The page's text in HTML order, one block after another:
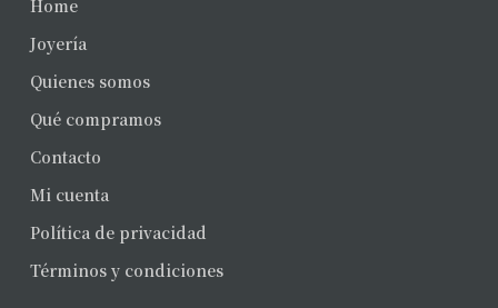
Home
Joyería
Quienes somos
Qué compramos
Contacto
Mi cuenta
Política de privacidad
Términos y condiciones